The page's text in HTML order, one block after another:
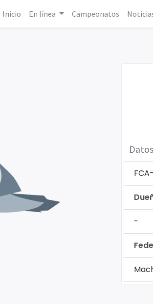
Inicio En línea Campeonatos
-